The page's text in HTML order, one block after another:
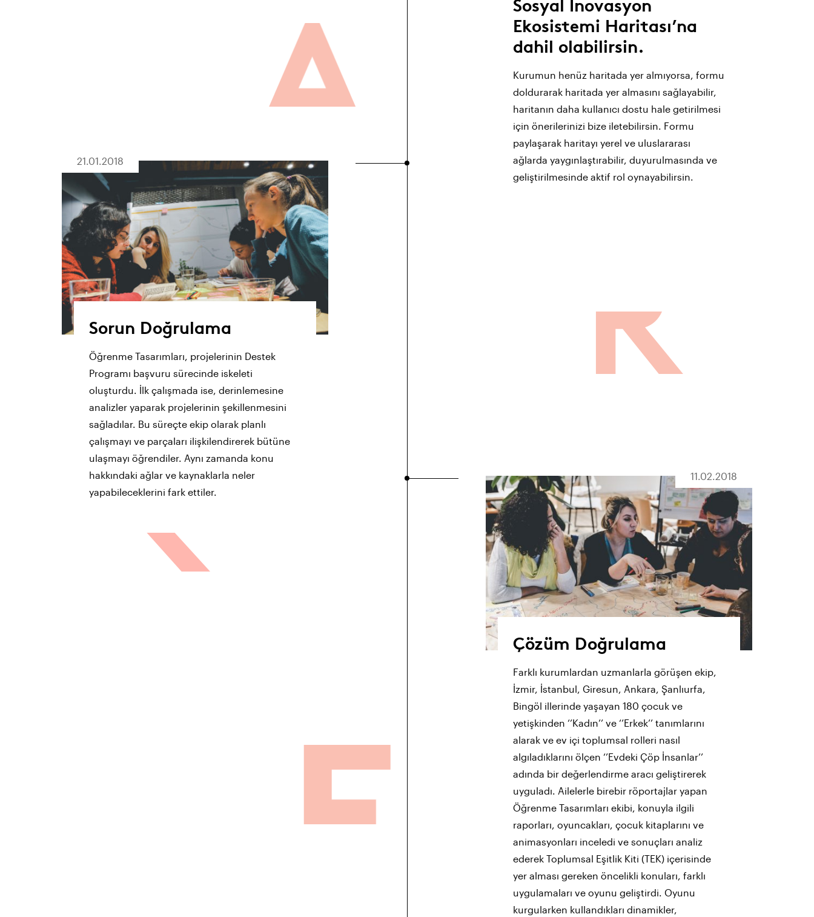
Ekosistemi Haritası’na
dahil olabilirsin.
Kurumun henüz haritada yer almıyorsa, formu
doldurarak haritada yer almasını sağlayabilir,
haritanın daha kullanıcı dostu hale getirilmesi
için önerilerinizi bize iletebilirsin. Formu
paylaşarak haritayı yerel ve uluslararası
ağlarda yaygınlaştırabilir, duyurulmasında ve
geliştirilmesinde aktif rol oynayabilirsin.
21.01.2018
Sorun Doğrulama
Öğrenme Tasarımları, projelerinin Destek
Programı başvuru sürecinde iskeleti
oluşturdu. İlk çalışmada ise, derinlemesine
analizler yaparak projelerinin şekillenmesini
sağladılar. Bu süreçte ekip olarak planlı
çalışmayı ve parçaları ilişkilendirerek bütüne
ulaşmayı öğrendiler. Aynı zamanda konu
hakkındaki ağlar ve kaynaklarla neler
yapabileceklerini fark ettiler.
11.02.2018
Çözüm Doğrulama
Farklı kurumlardan uzmanlarla görüşen ekip,
İzmir, İstanbul, Giresun, Ankara, Şanlıurfa,
Bingöl illerinde yaşayan 180 çocuk ve
yetişkinden ‘’Kadın’’ ve ‘’Erkek’’ tanımlarını
alarak ve ev içi toplumsal rolleri nasıl
algıladıklarını ölçen ‘’Evdeki Çöp İnsanlar’’
adında bir değerlendirme aracı geliştirerek
uyguladı. Ailelerle birebir röportajlar yapan
Öğrenme Tasarımları ekibi, konuyla ilgili
raporları, oyuncakları, çocuk kitaplarını ve
animasyonları inceledi ve sonuçları analiz
ederek Toplumsal Eşitlik Kiti (TEK) içerisinde
yer alması gereken öncelikli konuları, farklı
uygulamaları ve oyunu geliştirdi. Oyunu
kurgularken kullandıkları dinamikler,